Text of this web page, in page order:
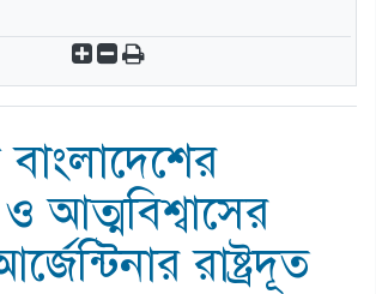
আত্মবিশ্বাসের
রাষ্ট্রদূত